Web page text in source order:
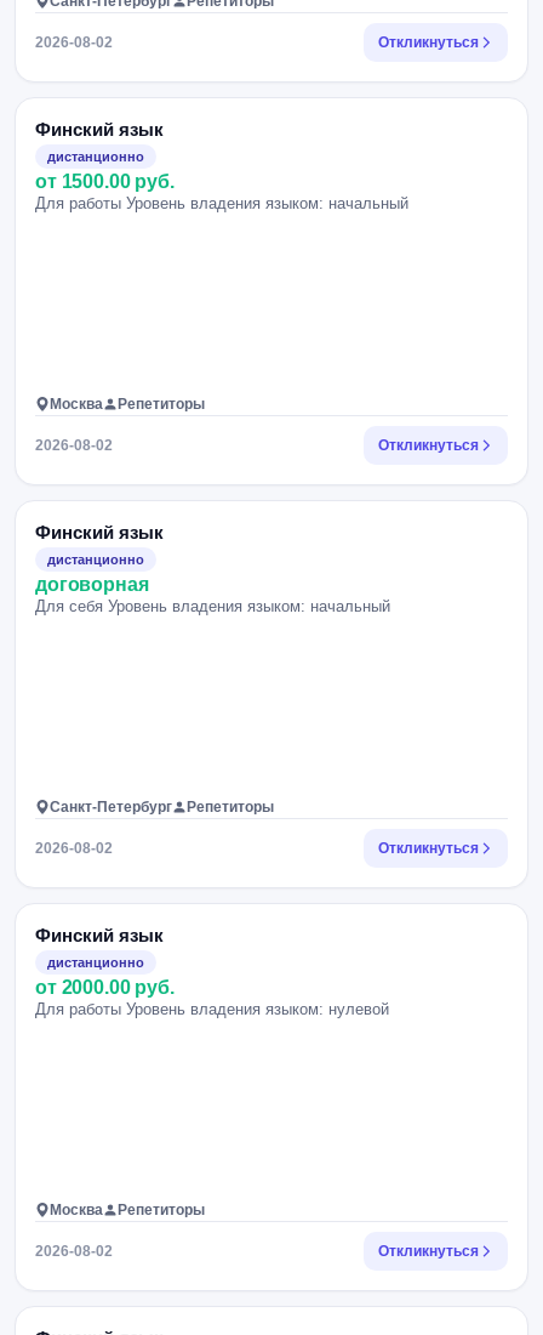
2026-08-02 Откликнуться
Финский язык
дистанционно
от 1500.00 руб.
Для работы Уровень владения языком: начальный
Москва Репетиторы
2026-08-02 Откликнуться
Финский язык
дистанционно
договорная
Для себя Уровень владения языком: начальный
Санкт-Петербург Репетиторы
2026-08-02 Откликнуться
Финский язык
дистанционно
от 2000.00 руб.
Для работы Уровень владения языком: нулевой
Москва Репетиторы
2026-08-02 Откликнуться